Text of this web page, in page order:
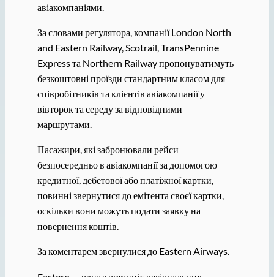
авіакомпаніями.
За словами регулятора, компанії London North
and Eastern Railway, Scotrail, TransPennine
Express та Northern Railway пропонуватимуть
безкоштовні проїзди стандартним класом для
співробітників та клієнтів авіакомпанії у
вівторок та середу за відповідними
маршрутами.
Пасажири, які забронювали рейси
безпосередньо в авіакомпанії за допомогою
кредитної, дебетової або платіжної картки,
повинні звернутися до емітента своєї картки,
оскільки вони можуть подати заявку на
повернення коштів.
За коментарем звернулися до Eastern Airways.